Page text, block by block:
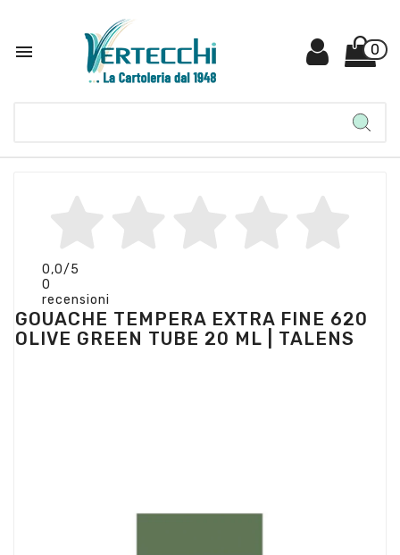
 0
0,0/5
0
recensioni
GOUACHE TEMPERA EXTRA FINE 620
OLIVE GREEN TUBE 20 ML | TALENS